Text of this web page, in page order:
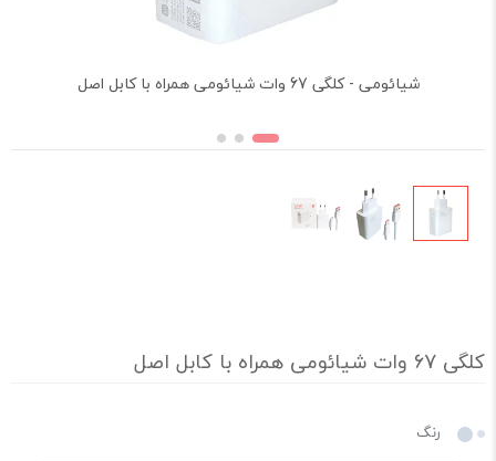
شیائومی - کلگی 67 وات شیائومی همراه با کابل اصل
کلگی 67 وات شیائومی همراه با کابل اصل
رنگ